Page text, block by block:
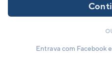
Entrava com Facebook